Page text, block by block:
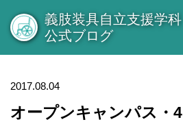
義肢装具自立支援学科
公式ブログ
2017.08.04
オープンキャンパス・4